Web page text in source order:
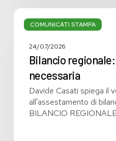
COMUNICATI STAMPA
Bilancio
regionale:
svolta
24/07/2026
Bilancio
necessaria
Davide Casati spiega il
all'assestamento di
BILANCIO